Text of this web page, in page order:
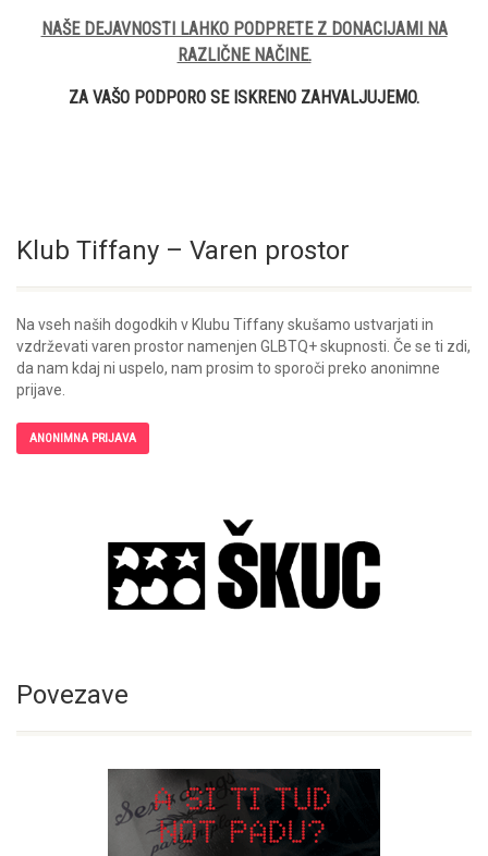
NAŠE DEJAVNOSTI LAHKO PODPRETE Z DONACIJAMI NA
RAZLIČNE NAČINE.
ZA VAŠO PODPORO SE ISKRENO ZAHVALJUJEMO.
Klub Tiffany – Varen prostor
Na vseh naših dogodkih v Klubu Tiffany skušamo ustvarjati in
vzdrževati varen prostor namenjen GLBTQ+ skupnosti. Če se ti zdi,
da nam kdaj ni uspelo, nam prosim to sporoči preko anonimne
prijave.
ANONIMNA PRIJAVA
Povezave